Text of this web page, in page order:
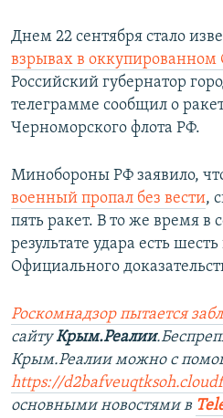
Днем 22 сентября стало
взрывах в оккупированном
Российский губернатор
телеграмме сообщил о
Черноморского флота РФ.
Минобороны РФ заявило,
военный пропал без вести,
пять ракет. В то же время в
результате удара есть
Официального
Роскомнадзор пытается
сайтуКрым.Реалии
Крым.Реалии можно с
https://
основными новостями в